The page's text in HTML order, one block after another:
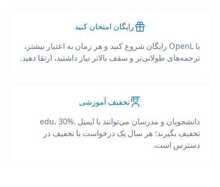
رایگان امتحان کنید
با OpenL رایگان شروع کنید و هر زمان به اعتبار بیشتر،
ترجمه‌های طولانی‌تر و سقف بالاتر نیاز داشتید، ارتقا دهید.
تخفیف آموزشی
دانشجویان و مدرسان می‌توانند با ایمیل .edu، 30%
تخفیف بگیرند؛ هر سال یک درخواست با تخفیف در
دسترس است.